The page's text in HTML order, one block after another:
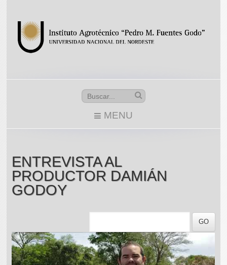
MENU
ENTREVISTA AL
PRODUCTOR DAMIÁN
GODOY
GO